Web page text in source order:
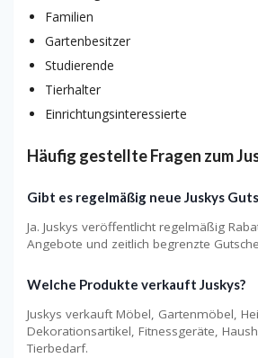
Familien
Gartenbesitzer
Studierende
Tierhalter
Einrichtungsinteressierte
Häufig gestellte Fragen zum
Gibt es regelmäßig neue Juskys
Ja. Juskys veröffentlicht regelmäßig
Angebote und zeitlich begrenzte
Welche Produkte verkauft Juskys?
Juskys verkauft Möbel, Gartenmöbel,
Dekorationsartikel, Fitnessgeräte,
Tierbedarf.